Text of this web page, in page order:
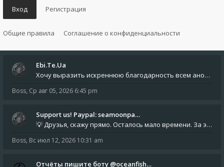
Вход Регистрация
Общие правила Соглашение о конфиденциальности
Ebi.Te.Ua
Хочу выразить искреннюю благодарность всем анонимным пользователям, которые поддержали наше сообщество финансово. Благод
Boss, Ср авг 05, 2026 6:45 pm
Support us! Paypal: seamoonpa…
💡 Друзья, скажу прямо. Осталось мало времени. За это время нам нужно закрыть последние обязательные расходы: около 500
Boss, Вс июл 12, 2026 10:31 am
Отчёты пишите боту @oceanfish…